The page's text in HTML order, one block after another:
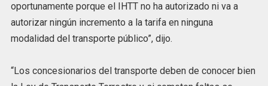
oportunamente porque el IHTT no ha autorizado ni va a
autorizar ningún incremento a la tarifa en ninguna
modalidad del transporte público”, dijo.
“Los concesionarios del transporte deben de conocer bien